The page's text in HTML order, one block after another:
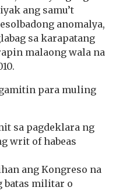
ang samu’t
anomalya,
sa karapatang
malaong wala na
para muling
sa pagdeklara ng
writ of habeas
ang Kongreso na
batas militar o